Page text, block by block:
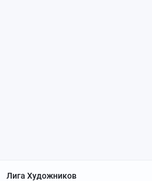
Лига Художников